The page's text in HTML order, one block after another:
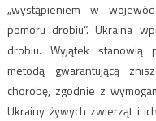
„wystąpieniem w
pomoru drobiu”. Ukraina
drobiu. Wyjątek stanowią
metodą gwarantującą
chorobę, zgodnie z
Ukrainy żywych zwierząt i